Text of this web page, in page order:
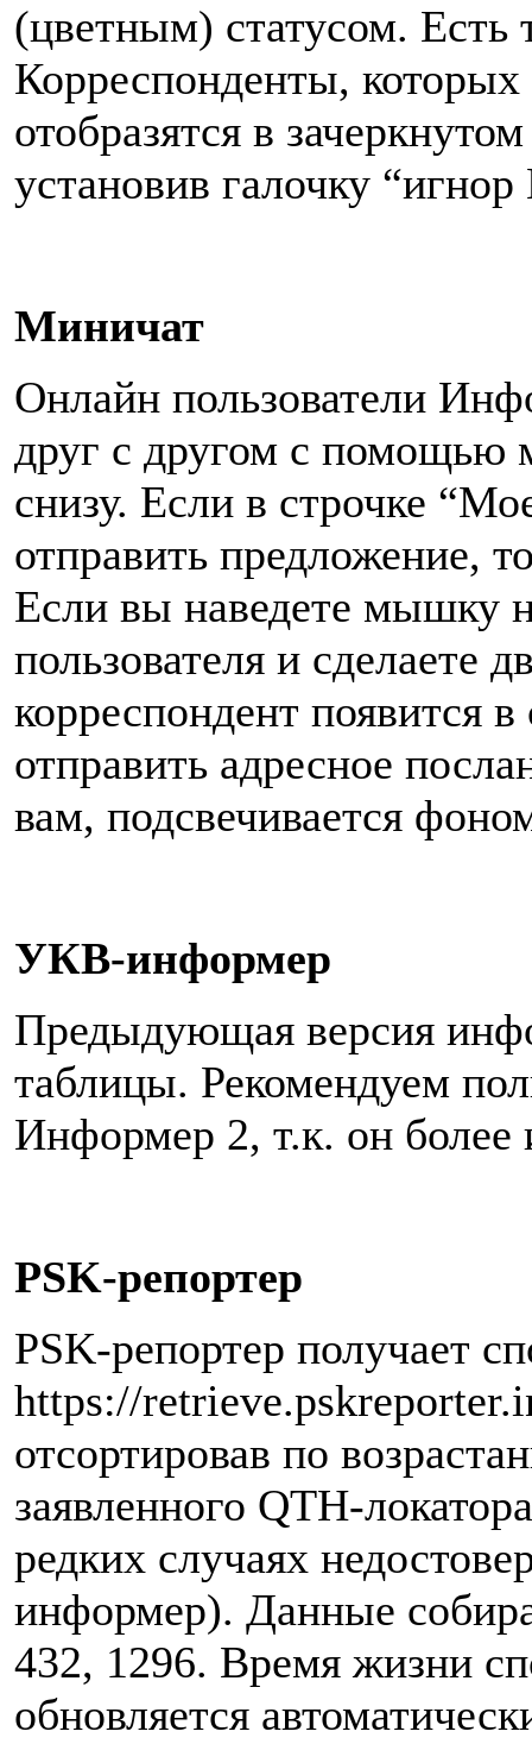
(цветным) статусом. Есть
Корреспонденты, которых
отобразятся в
установив галочку “игнор
Миничат
Онлайн пользователи
друг с другом с помощью
снизу. Если в строчке
отправить предложение,
Если вы наведете мышку
пользователя и сделаете
корреспондент появится
отправить адресное
вам, подсвечивается
УКВ-информер
Предыдующая версия
таблицы. Рекомендуем
Информер 2, т.к. он
PSK-репортер
PSK-репортер получает
https://
отсортировав по
заявленного QTH-
редких случаях
информер). Данные
432, 1296. Время жизни
обновляется